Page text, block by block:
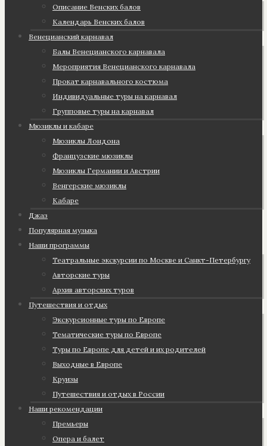
Описание Венских балов
Календарь Венских балов
Венецианский карнавал
Балы Венецианского карнавала
Мероприятия Венецианского карнавала
Прокат карнавального костюма
Индивидуальные туры на карнавал
Групповые туры на карнавал
Мюзиклы и кабаре
Мюзиклы Лондона
Французские мюзиклы
Мюзиклы Германии и Австрии
Венгерские мюзиклы
Кабаре
Джаз
Популярная музыка
Наши программы
Театральные экскурсии по Москве и Санкт-Петербургу
Авторские туры
Архив авторских туров
Путешествия и отдых
Экскурсионные туры по Европе
Тематические туры по Европе
Туры по Европе для детей и их родителей
Выходные в Европе
Круизы
Путешествия и отдых в России
Наши рекомендации
Премьеры
Опера и балет